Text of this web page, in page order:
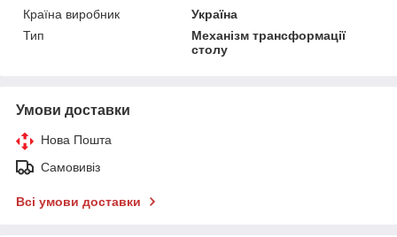
Країна виробник
Україна
Тип
Механізм трансформації
столу
Умови доставки
Нова Пошта
Самовивіз
Всі умови доставки